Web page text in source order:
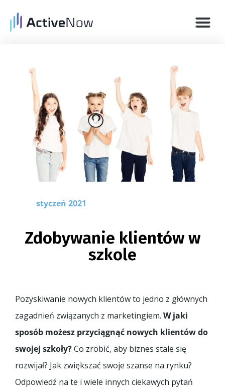
styczeń 2021
Zdobywanie klientów w
szkole
Pozyskiwanie nowych klientów to jedno z głównych
zagadnień związanych z marketingiem. W jaki
sposób możesz przyciągnąć nowych klientów do
swojej szkoły?Co zrobić, aby biznes stale się
rozwijał? Jak zwiększać swoje szanse na rynku?
Odpowiedź na te i wiele innych ciekawych pytań